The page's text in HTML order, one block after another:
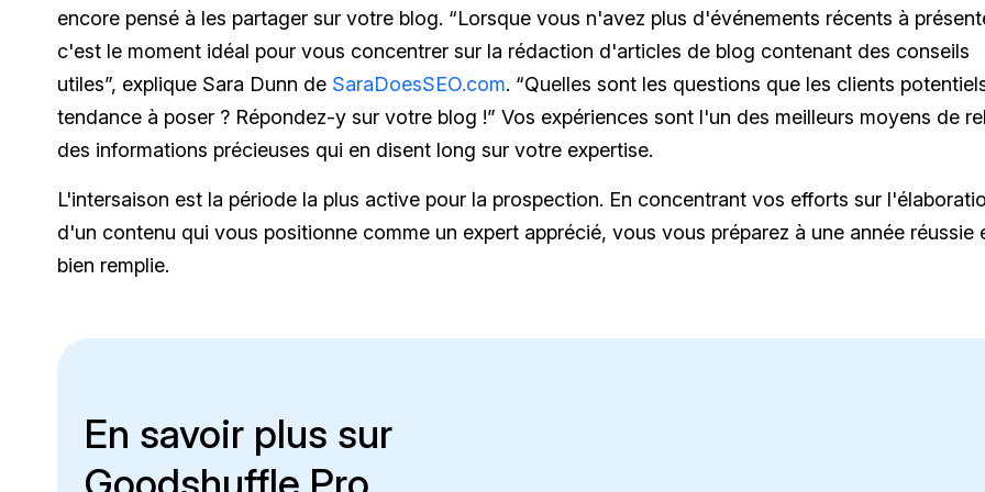
encore pensé à les partager sur votre blog. “Lorsque vous n'avez plus d'événements récents à
c'est le moment idéal pour vous concentrer sur la rédaction d'articles de blog contenant des conseils
utiles”, explique Sara Dunn de SaraDoesSEO.com. “Quelles sont les questions que les clients
tendance à poser ? Répondez-y sur votre blog !” Vos expériences sont l'un des meilleurs moyens de
des informations précieuses qui en disent long sur votre expertise.
L'intersaison est la période la plus active pour la prospection. En concentrant vos efforts sur
d'un contenu qui vous positionne comme un expert apprécié, vous vous préparez à une année réussie
bien remplie.
En savoir plus sur